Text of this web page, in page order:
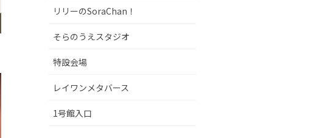
リリーのSoraChan！
そらのうえスタジオ
特設会場
レイワンメタバース
1号館入口